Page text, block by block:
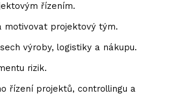
řízením.
motivovat projektový tým.
výroby, logistiky a nákupu.
rizik.
řízení projektů, controllingu a